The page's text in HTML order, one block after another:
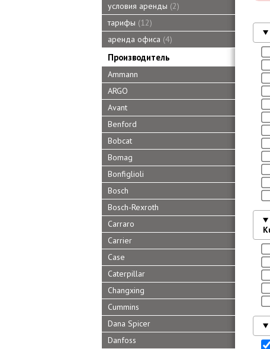
условия аренды 2
тарифы
12
аренда офиса 4
Производитель
Ammann
ARGO
Avant
Benford
Bobcat
Bomag
Bonfiglioli
Bosch
Bosch-Rexroth
Carraro
Carrier
Case
Caterpillar
Changxing
Cummins
Dana Spicer
Danfoss